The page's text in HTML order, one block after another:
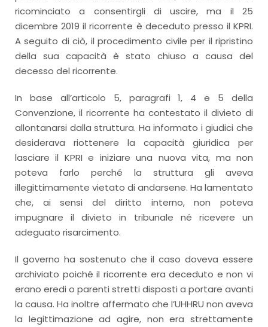
ricominciato a consentirgli di uscire, ma il 25
dicembre 2019 il ricorrente è deceduto presso il KPRI.
A seguito di ciò, il procedimento civile per il ripristino
della sua capacità è stato chiuso a causa del
decesso del ricorrente.
In base all’articolo 5, paragrafi 1, 4 e 5 della
Convenzione, il ricorrente ha contestato il divieto di
allontanarsi dalla struttura. Ha informato i giudici che
desiderava riottenere la capacità giuridica per
lasciare il KPRI e iniziare una nuova vita, ma non
poteva farlo perché la struttura gli aveva
illegittimamente vietato di andarsene. Ha lamentato
che, ai sensi del diritto interno, non poteva
impugnare il divieto in tribunale né ricevere un
adeguato risarcimento.
Il governo ha sostenuto che il caso doveva essere
archiviato poiché il ricorrente era deceduto e non vi
erano eredi o parenti stretti disposti a portare avanti
la causa. Ha inoltre affermato che l’UHHRU non aveva
la legittimazione ad agire, non era strettamente